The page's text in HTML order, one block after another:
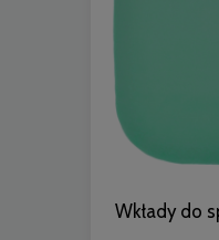
Wkłady do